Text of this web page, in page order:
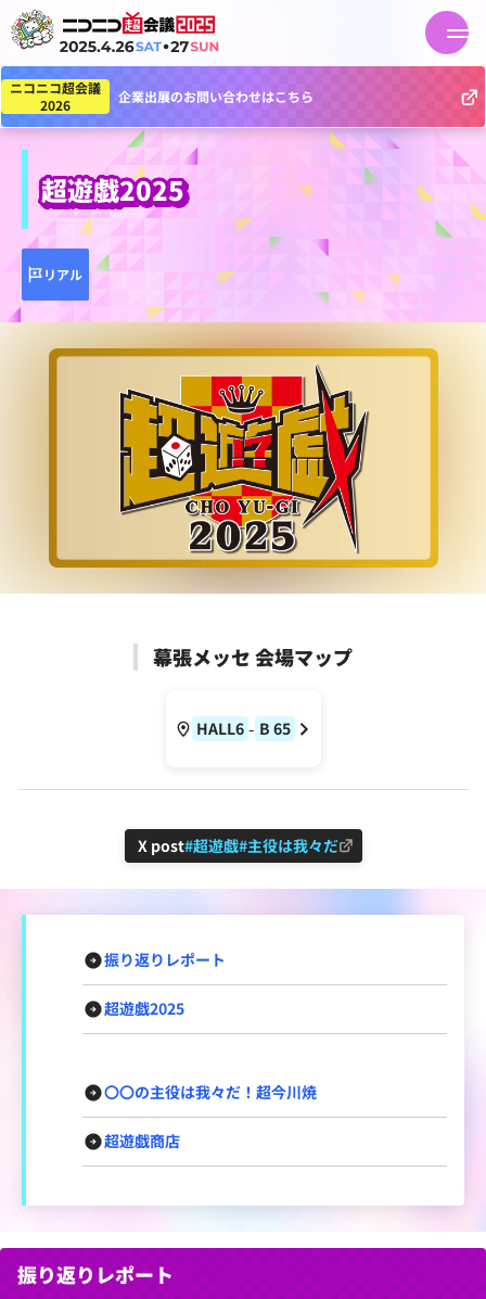
ニコニコ超会議
2026
企業出展のお問い合わせはこちら
超遊戯2025
リアル
幕張メッセ 会場マップ
HALL6 - B 65
X post#超遊戯#主役は我々だ
振り返りレポート
超遊戯2025
〇〇の主役は我々だ！超今川焼
超遊戯商店
振り返りレポート